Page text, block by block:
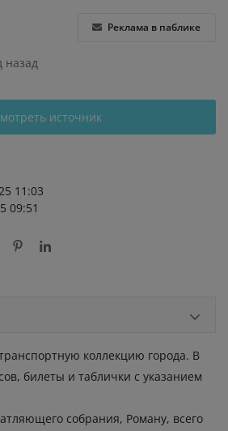
Реклама в паблике
назад
источник
11:03
09:51
коллекцию города. В
билеты и таблички с указанием
собрания, Роману, всего